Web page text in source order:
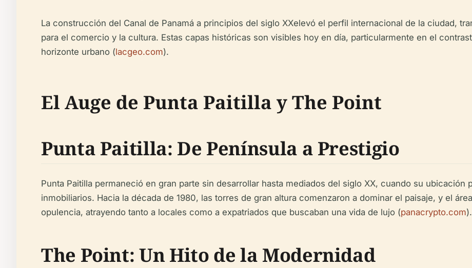
La construcción del Canal de Panamá a principios del siglo XXelevó el perfil internacional de la ciudad,
para el comercio y la cultura. Estas capas históricas son visibles hoy en día, particularmente en el
horizonte urbano (lacgeo.com).
El Auge de Punta Paitilla y The Point
Punta Paitilla: De Península a Prestigio
Punta Paitilla permaneció en gran parte sin desarrollar hasta mediados del siglo XX, cuando su ubicación
inmobiliarios. Hacia la década de 1980, las torres de gran altura comenzaron a dominar el paisaje, y el
opulencia, atrayendo tanto a locales como a expatriados que buscaban una vida de lujo (panacrypto.com).
The Point: Un Hito de la Modernidad